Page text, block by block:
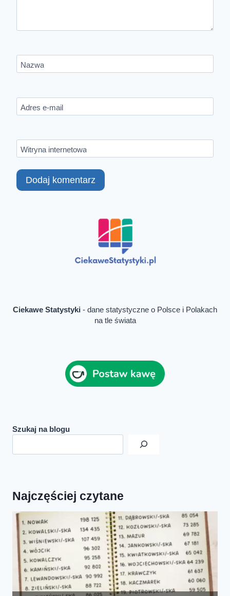
Nazwa
Adres e-mail
Witryna internetowa
Ciekawe Statystyki - dane statystyczne o Polsce i Polakach
na tle świata
Szukaj na blogu
Najczęściej czytane